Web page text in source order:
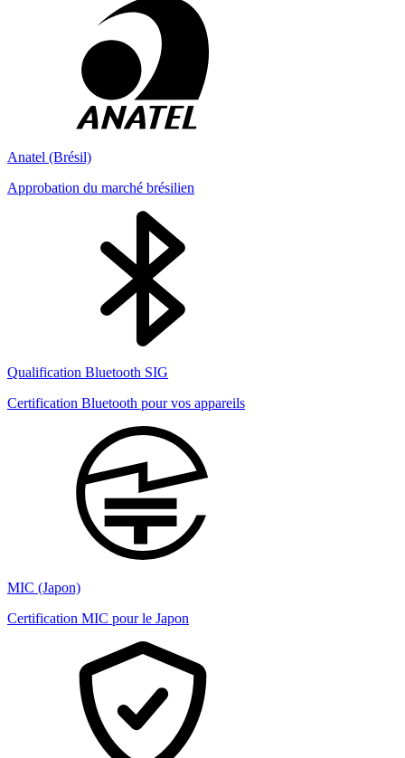
Anatel (Brésil)
Approbation du marché brésilien
Qualification Bluetooth SIG
Certification Bluetooth pour vos appareils
MIC (Japon)
Certification MIC pour le Japon